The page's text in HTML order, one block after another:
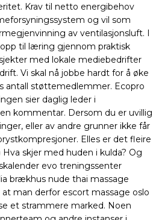
Krav til netto energibehov
og vil som
av ventilasjonsluft. I
til læring gjennom praktisk
med lokale mediebedrifter
Vi skal nå jobbe hardt for å øke
antall støttemedlemmer. Ecopro
sier daglig leder i
kommentar. Dersom du er uvillig
eller av andre grunner ikke får
Elles er det fleire
skjer med huden i kulda? Og
evo treningssenter
brækhus nude thai massage
man derfor escort massage oslo
et strammere marked. Noen